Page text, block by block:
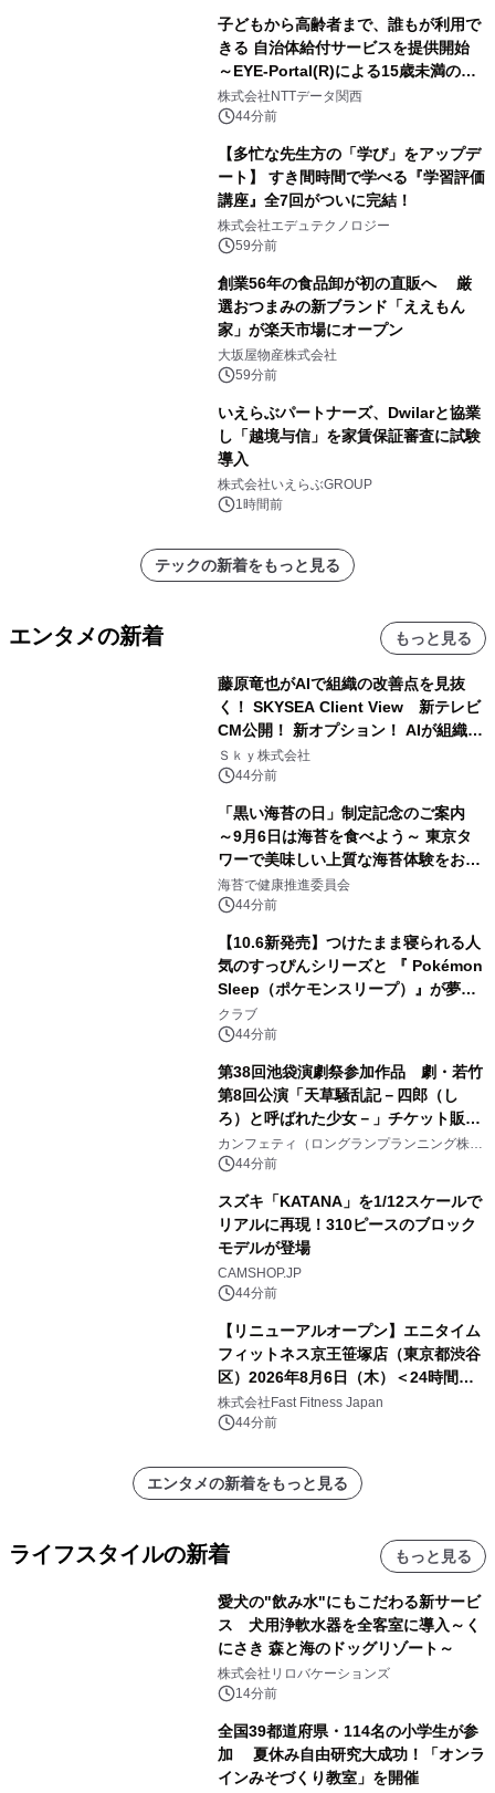
子どもから高齢者まで、誰もが利用で
きる 自治体給付サービスを提供開始
～EYE-Portal(R)による15歳未満の本
人認証と デジタルデバイド対策で実現
～
株式会社NTTデータ関西
44分前
【多忙な先生方の「学び」をアップデ
ート】 すき間時間で学べる『学習評価
講座』全7回がついに完結！
株式会社エデュテクノロジー
59分前
創業56年の食品卸が初の直販へ 厳
選おつまみの新ブランド「ええもん
家」が楽天市場にオープン
大坂屋物産株式会社
59分前
いえらぶパートナーズ、Dwilarと協業
し「越境与信」を家賃保証審査に試験
導入
株式会社いえらぶGROUP
1時間前
テックの新着をもっと見る
エンタメの新着 もっと見る
藤原竜也がAIで組織の改善点を見抜
く！ SKYSEA Client View 新テレビ
CM公開！ 新オプション！ AIが組織の
業務実態を分析し労務改善を支援。 藤
原竜也メイキング動画公開 「もしAIが
る自信がある」「昨年の夏はカブトム
シを捕まえたり、虫と戦ったり…」
Ｓｋｙ株式会社
44分前
「黒い海苔の日」制定記念のご案内
～9月6日は海苔を食べよう～ 東京タ
ワーで美味しい上質な海苔体験をお届
けします！
海苔で健康推進委員会
44分前
【10.6新発売】つけたまま寝られる人
気のすっぴんシリーズと 『 Pokémon
Sleep（ポケモンスリープ）』が夢の
コラボレーション！
クラブ
44分前
第38回池袋演劇祭参加作品 劇・若竹
第8回公演「天草騒乱記－四郎（し
ろ）と呼ばれた少女－」チケット販売
開始
カンフェティ（ロングランプランニング株式
会社）
44分前
スズキ「KATANA」を1/12スケールで
リアルに再現！310ピースのブロック
モデルが登場
CAMSHOP.JP
44分前
【リニューアルオープン】エニタイム
フィットネス京王笹塚店（東京都渋谷
区）2026年8月6日（木）＜24時間年
中無休のフィットネスジム＞
株式会社Fast Fitness Japan
44分前
エンタメの新着をもっと見る
ライフスタイルの新着 もっと見る
愛犬の"飲み水"にもこだわる新サービ
ス 犬用浄軟水器を全客室に導入～く
にさき 森と海のドッグリゾート～
株式会社リロバケーションズ
14分前
全国39都道府県・114名の小学生が参
加 夏休み自由研究大成功！「オンラ
インみそづくり教室」を開催